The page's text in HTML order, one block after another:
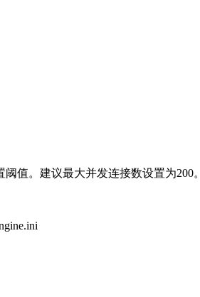
值。建议最大并发连接数设置为200。